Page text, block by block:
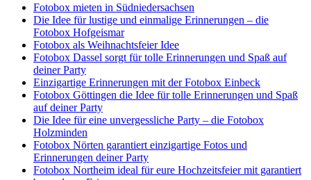
Fotobox mieten in Südniedersachsen
Die Idee für lustige und einmalige Erinnerungen – die
Fotobox Hofgeismar
Fotobox als Weihnachtsfeier Idee
Fotobox Dassel sorgt für tolle Erinnerungen und Spaß auf
deiner Party
Einzigartige Erinnerungen mit der Fotobox Einbeck
Fotobox Göttingen die Idee für tolle Erinnerungen und Spaß
auf deiner Party
Die Idee für eine unvergessliche Party – die Fotobox
Holzminden
Fotobox Nörten garantiert einzigartige Fotos und
Erinnerungen deiner Party
Fotobox Northeim ideal für eure Hochzeitsfeier mit garantiert